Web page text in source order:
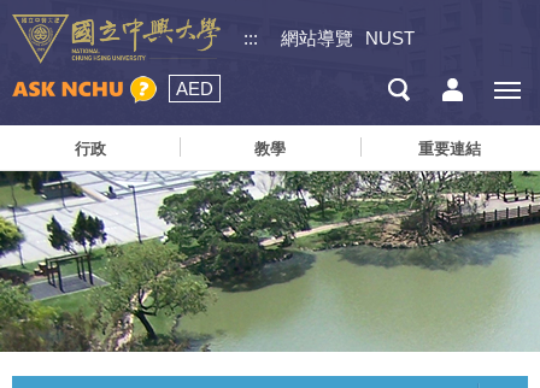
::: 網站導覽 NUST
AED
行政 教學 重要連結